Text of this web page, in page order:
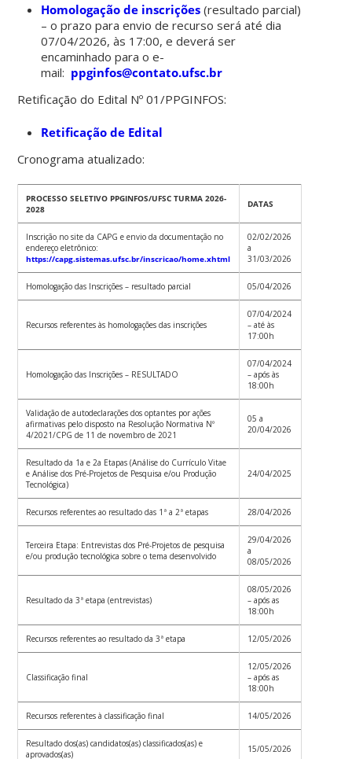
Homologação de inscrições (resultado parcial)
– o prazo para envio de recurso será até dia
07/04/2026, às 17:00, e deverá ser
encaminhado para o e-
mail: ppginfos@contato.ufsc.br
Retificação do Edital Nº 01/PPGINFOS:
Retificação de Edital
Cronograma atualizado:
PROCESSO SELETIVO PPGINFOS/UFSC TURMA 2026-
2028
DATAS
Inscrição no site da CAPG e envio da documentação no
endereço eletrônico:
https://capg.sistemas.ufsc.br/inscricao/home.xhtml
02/02/2026
a
31/03/2026
Homologação das Inscrições – resultado parcial 05/04/2026
Recursos referentes às homologações das inscrições
07/04/2024
– até às
17:00h
Homologação das Inscrições – RESULTADO
07/04/2024
– após às
18:00h
Validação de autodeclarações dos optantes por ações
afirmativas pelo disposto na Resolução Normativa Nº
4/2021/CPG de 11 de novembro de 2021
05 a
20/04/2026
Resultado da 1a e 2a Etapas (Análise do Currículo Vitae
e Análise dos Pré-Projetos de Pesquisa e/ou Produção
Tecnológica)
24/04/2025
Recursos referentes ao resultado das 1ª a 2ª etapas 28/04/2026
Terceira Etapa: Entrevistas dos Pré-Projetos de pesquisa
e/ou produção tecnológica sobre o tema desenvolvido
29/04/2026
a
08/05/2026
Resultado da 3ª etapa (entrevistas)
08/05/2026
– após as
18:00h
Recursos referentes ao resultado da 3ª etapa 12/05/2026
Classificação final
12/05/2026
– após as
18:00h
Recursos referentes à classificação final 14/05/2026
Resultado dos(as) candidatos(as) classificados(as) e
aprovados(as)
15/05/2026